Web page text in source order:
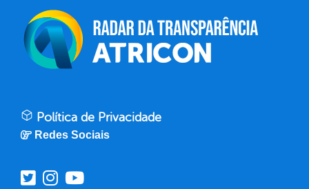
Política de Privacidade
Redes Sociais